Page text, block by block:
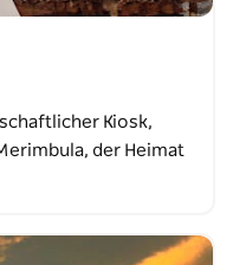
Kiosk,
der Heimat